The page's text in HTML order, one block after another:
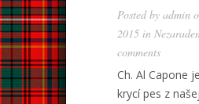
Posted by admin
2015 in
comments
Ch. Al Capone
krycí pes z